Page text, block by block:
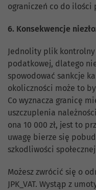
ograniczeń co do ilości
6. Konsekwencje
Jednolity plik
podatkowej, dlatego
spowodować sankcje
okoliczności może to
Co wyznacza granicę
uszczuplenia
ona 10 000 zł, jest to
uwagę bierze się
szkodliwości
Możesz zwrócić się o
JPK_VAT. Wystąp z